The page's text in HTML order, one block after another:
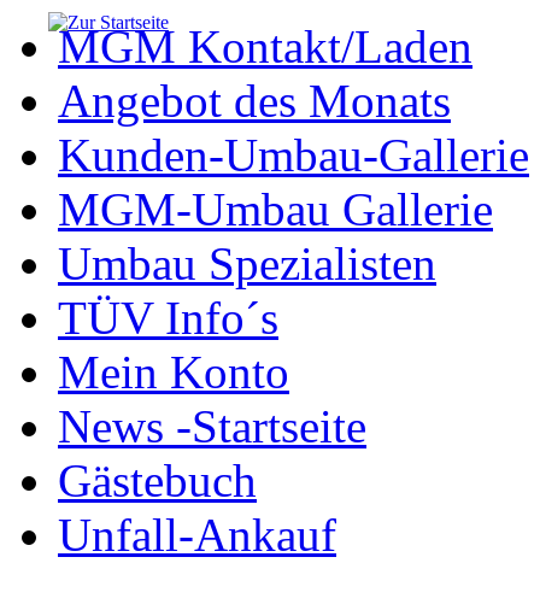
MGM Kontakt/Laden
Angebot des Monats
Kunden-Umbau-Gallerie
MGM-Umbau Gallerie
Umbau Spezialisten
TÜV Info´s
Mein Konto
News -Startseite
Gästebuch
Unfall-Ankauf